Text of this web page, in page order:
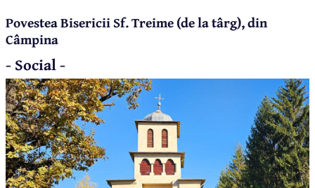
Povestea Bisericii Sf. Treime (de la târg), din
Câmpina
- Social -